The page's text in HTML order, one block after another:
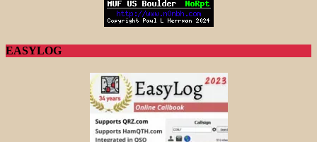
EASYLOG